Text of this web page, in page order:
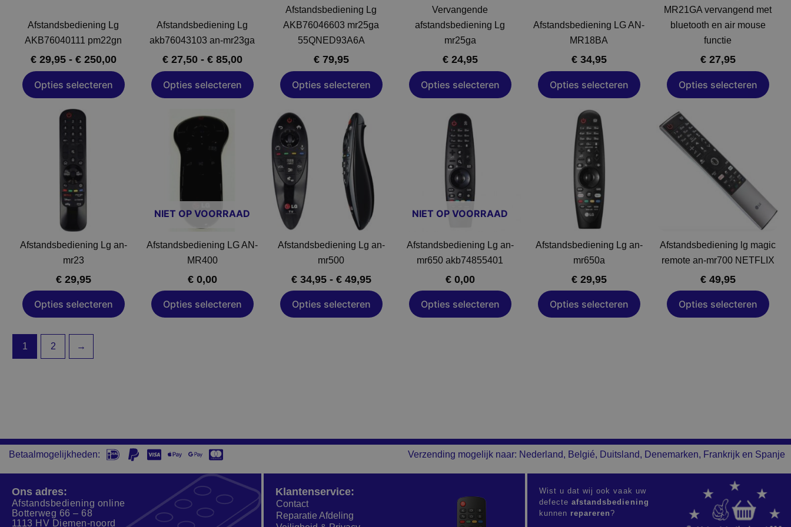
Afstandsbediening Lg
AKB76040111 pm22gn
€29,95 - €250,00
Opties selecteren
de
productpagina
Afstandsbediening Lg
akb76043103 an-mr23ga
€27,50 - €85,00
Opties selecteren
de
productpagina
Afstandsbediening Lg
AKB76046603 mr25ga
55QNED93A6A
€79,95
Opties selecteren
op
de
productpagina
Vervangende
afstandsbediening Lg
mr25ga
€24,95
Opties selecteren
op
de
productpagina
Afstandsbediening LG AN-
MR18BA
€34,95
Opties selecteren
de
productpagina
MR21GA vervangend met
bluetooth en air mouse
functie
€27,95
Opties selecteren
op
de
productpagina
Afstandsbediening Lg an-
mr23
€29,95
Opties selecteren
Dit
product
meerdere
variaties.
Deze
optie
kan
worden
de
productpagina
NIET OP VOORRAAD
Afstandsbediening LG AN-
MR400
€0,00
Opties selecteren
Dit
product
heeft
meerdere
variaties.
optie
worden
de
productpagina
Afstandsbediening Lg an-
mr500
€34,95 - €49,95
Opties selecteren
product
heeft
meerdere
variaties.
Deze
optie
worden
de
productpagina
NIET OP VOORRAAD
Afstandsbediening Lg an-
mr650 akb74855401
€0,00
Opties selecteren
Dit
product
heeft
meerdere
variaties.
Deze
optie
worden
de
productpagina
Afstandsbediening Lg an-
mr650a
€29,95
Opties selecteren
Dit
product
heeft
meerdere
variaties.
Deze
optie
kan
worden
de
productpagina
Afstandsbediening lg magic
remote an-mr700 NETFLIX
€49,95
Opties selecteren
meerdere
variaties.
Deze
optie
worden
de
productpagina
1 2 →
Betaalmogelijkheden: Verzending mogelijk naar: Nederland, Belgié, Duitsland, Denemarken, Frankrijk en Spanje
Ons adres:
Afstandsbediening online
Botterweg 66 – 68
1113 HV Diemen-noord
Klantenservice:
Contact
Reparatie Afdeling
Wist u dat wij ook vaak uw
defecteafstandsbediening
kunnen repareren?